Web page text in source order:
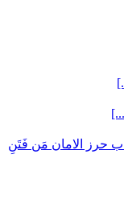
حرز الامان مَن فَتَنِ